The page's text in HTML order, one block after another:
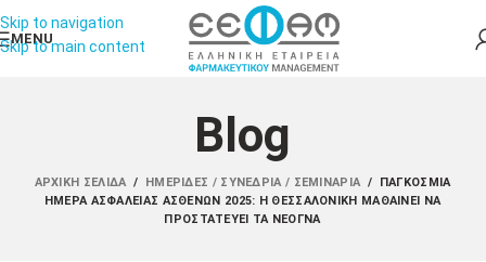
Skip to navigation
Skip to main content
MENU
Blog
ΑΡΧΙΚΉ ΣΕΛΊΔΑ / ΗΜΕΡΊΔΕΣ / ΣΥΝΈΔΡΙΑ / ΣΕΜΙΝΆΡΙΑ /
ΠΑΓΚΌΣΜΙΑ
ΗΜΈΡΑ ΑΣΦΆΛΕΙΑΣ ΑΣΘΕΝΏΝ 2025: Η ΘΕΣΣΑΛΟΝΊΚΗ ΜΑΘΑΊΝΕΙ ΝΑ
ΠΡΟΣΤΑΤΕΎΕΙ ΤΑ ΝΕΟΓΝΆ